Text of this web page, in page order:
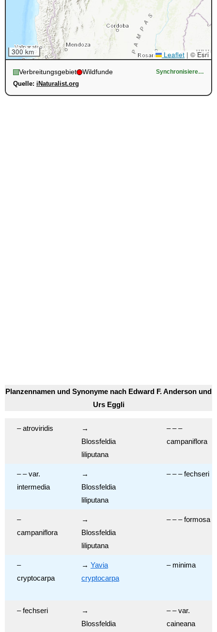
300 km Leaflet | © Esri
Verbreitungsgebiet Wildfunde Synchronisiere…
Quelle: iNaturalist.org
Planzennamen und Synonyme nach Edward F. Anderson und
Urs Eggli
– atroviridis
→
Blossfeldia
liliputana
– – –
campaniflora
– – var.
intermedia
→
Blossfeldia
liliputana
– – – fechseri
–
campaniflora
→
Blossfeldia
liliputana
– – – formosa
–
cryptocarpa
→ Yavia
cryptocarpa
– minima
– fechseri
→
Blossfeldia
– – var.
caineana